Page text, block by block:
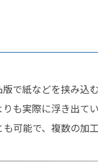
で紙などを挟み込
も実際に浮き出て
可能で、複数の加